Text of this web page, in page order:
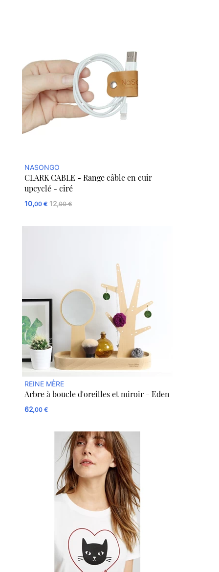
NASONGO
CLARK CABLE - Range câble en cuir
upcyclé - ciré
10,00 € 12,00 €
REINE MÈRE
Arbre à boucle d'oreilles et miroir - Eden
62,00 €